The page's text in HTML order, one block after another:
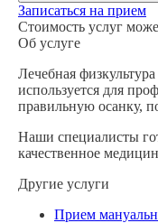
Записаться на прием
Стоимость услуг
Об услуге
Лечебная
используется для
правильную осанку,
Наши специалисты
качественное
Другие услуги
Прием